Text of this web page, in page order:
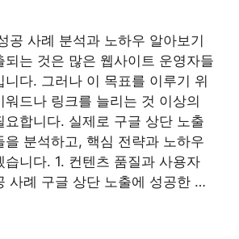
공 사례 분석과 노하우 알아보기
되는 것은 많은 웹사이트 운영자들
니다. 그러나 이 목표를 이루기 위
워드나 링크를 늘리는 것 이상의
요합니다. 실제로 구글 상단 노출
을 분석하고, 핵심 전략과 노하우
습니다. 1. 컨텐츠 품질과 사용자
사례 구글 상단 노출에 성공한 …